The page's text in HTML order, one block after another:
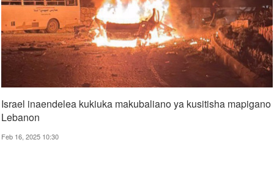
Israel inaendelea kukiuka makubaliano ya kusitisha mapigano
Lebanon
Feb 16, 2025 10:30